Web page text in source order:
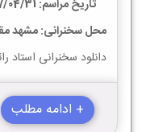
تاریخ مراسم: 1397/04/31
محل سخنرانی: مشهد
دانلود سخنرانی استاد
+ ادامه مطلب